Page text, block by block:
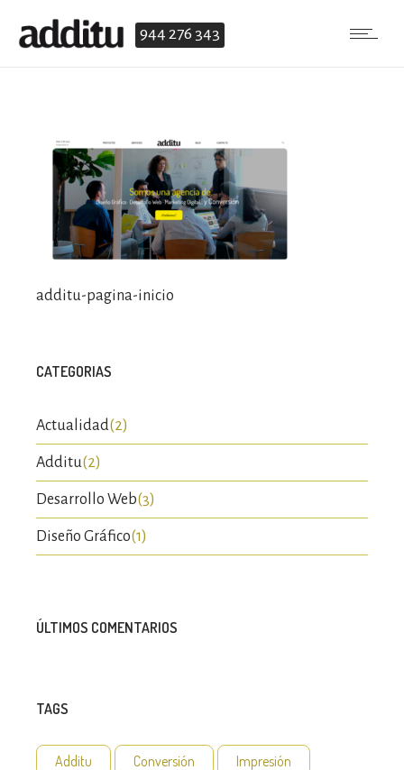
944 276 343
additu-pagina-inicio
CATEGORIAS
Actualidad(2)
Additu(2)
Desarrollo Web(3)
Diseño Gráfico(1)
ÚLTIMOS COMENTARIOS
TAGS
Additu Conversión
Impresión